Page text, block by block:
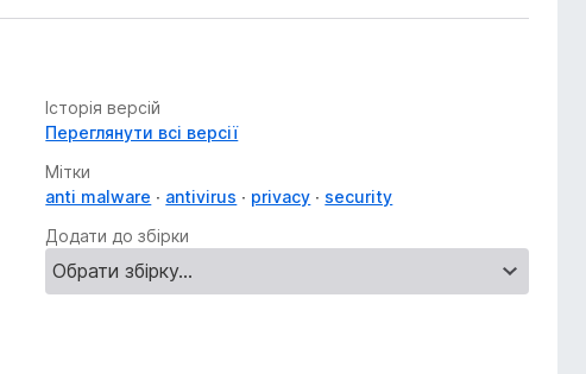
Історія версій
Переглянути всі версії
Мітки
anti malware
antivirus privacy
security
Додати до збірки